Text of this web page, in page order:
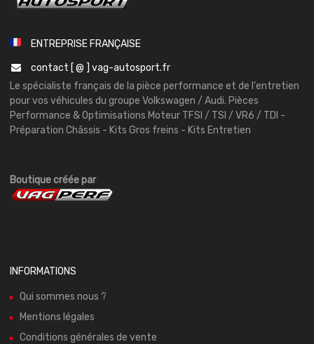
ENTREPRISE FRANÇAISE
contact [ @ ] vag-autosport.fr
Le spécialiste français de la pièce performance et de l'entretien
pour vos véhicules du groupe Volkswagen / Audi. Pièces
Performance & Optimisations Moteur TFSI / TSI / VR6 / TDI -
Préparation Châssis - Kits Gros freins - Kits Entretien
Boutique créée par
INFORMATIONS
Qui sommes nous ?
Mentions légales
Conditions générales de vente